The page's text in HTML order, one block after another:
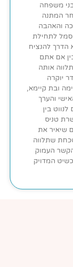
משפחה
המתנה
והאהבה
סמל לתחילת
הדרך להנציח
אם אתם
אותה
יוקרה
ובת קיימא,
והערך
בין
טניס
שיאיר את
שתלווה
העמוק
המדויק